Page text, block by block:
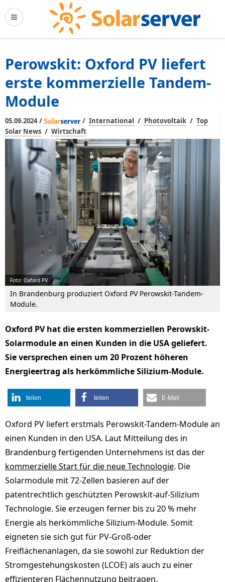
Perowskit: Oxford PV liefert
erste kommerzielle Tandem-
Module
05.09.2024/ / International / Photovoltaik / Top
Solar News / Wirtschaft
Foto: Oxford PV
In Brandenburg produziert Oxford PV Perowskit-Tandem-
Module.
Oxford PV hat die ersten kommerziellen Perowskit-
Solarmodule an einen Kunden in die USA geliefert.
Sie versprechen einen um 20 Prozent höheren
Energieertrag als herkömmliche Silizium-Module.
teilen teilen E-Mail
Oxford PV liefert erstmals Perowskit-Tandem-Module an
einen Kunden in den USA. Laut Mitteilung des in
Brandenburg fertigenden Unternehmens ist das der
kommerzielle Start für die neue Technologie. Die
Solarmodule mit 72-Zellen basieren auf der
patentrechtlich geschützten Perowskit-auf-Silizium
Technologie. Sie erzeugen ferner bis zu 20 % mehr
Energie als herkömmliche Silizium-Module. Somit
eigneten sie sich gut für PV-Groß-oder
Freiflächenanlagen, da sie sowohl zur Reduktion der
Stromgestehungskosten (LCOE) als auch zu einer
effizienteren Flächennutzung beitragen.